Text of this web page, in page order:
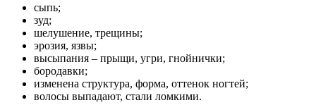
сыпь;
зуд;
шелушение, трещины;
эрозия, язвы;
высыпания – прыщи, угри, гнойнички;
бородавки;
изменена структура, форма, оттенок ногтей;
волосы выпадают, стали ломкими.